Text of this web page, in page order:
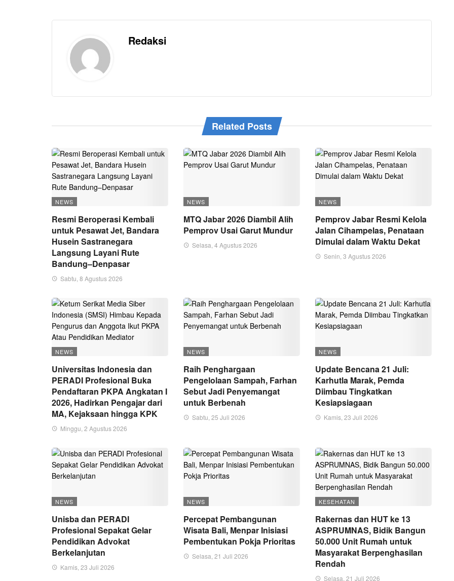
Redaksi
Related Posts
NEWS
Resmi Beroperasi Kembali
untuk Pesawat Jet, Bandara
Husein Sastranegara
Langsung Layani Rute
Bandung–Denpasar
Sabtu, 8 Agustus 2026
NEWS
MTQ Jabar 2026 Diambil Alih
Pemprov Usai Garut Mundur
Selasa, 4 Agustus 2026
NEWS
Pemprov Jabar Resmi Kelola
Jalan Cihampelas, Penataan
Dimulai dalam Waktu Dekat
Senin, 3 Agustus 2026
NEWS
Universitas Indonesia dan
PERADI Profesional Buka
Pendaftaran PKPA Angkatan I
2026, Hadirkan Pengajar dari
MA, Kejaksaan hingga KPK
Minggu, 2 Agustus 2026
NEWS
Raih Penghargaan
Pengelolaan Sampah, Farhan
Sebut Jadi Penyemangat
untuk Berbenah
Sabtu, 25 Juli 2026
NEWS
Update Bencana 21 Juli:
Karhutla Marak, Pemda
Diimbau Tingkatkan
Kesiapsiagaan
Kamis, 23 Juli 2026
NEWS
Unisba dan PERADI
Profesional Sepakat Gelar
Pendidikan Advokat
Berkelanjutan
Kamis, 23 Juli 2026
NEWS
Percepat Pembangunan
Wisata Bali, Menpar Inisiasi
Pembentukan Pokja Prioritas
Selasa, 21 Juli 2026
KESEHATAN
Rakernas dan HUT ke 13
ASPRUMNAS, Bidik Bangun
50.000 Unit Rumah untuk
Masyarakat Berpenghasilan
Rendah
Selasa, 21 Juli 2026